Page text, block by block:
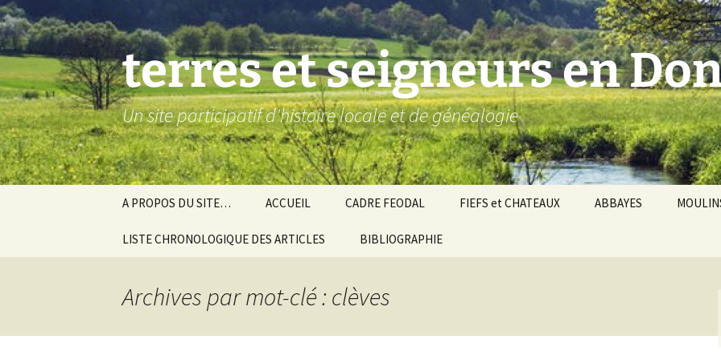
Aller
au
contenu
terres et seigneurs en
Un site participatif d'histoire locale et de généalogie
A PROPOS DU SITE… ACCUEIL CADRE FEODAL
Baronnie de Donzy
FIEFS et CHATEAUX ABBAYES
LISTE CHRONOLOGIQUE DES ARTICLES BIBLIOGRAPHIE
Archives par mot-clé : clèves